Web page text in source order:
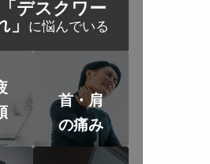
「デスクワー
」
に悩んでいる
首・肩
の痛み